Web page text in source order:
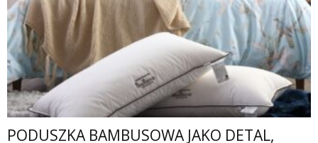
PODUSZKA BAMBUSOWA JAKO DETAL,